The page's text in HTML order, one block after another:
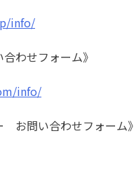
info/
わせフォーム》
info/
お問い合わせフォーム》